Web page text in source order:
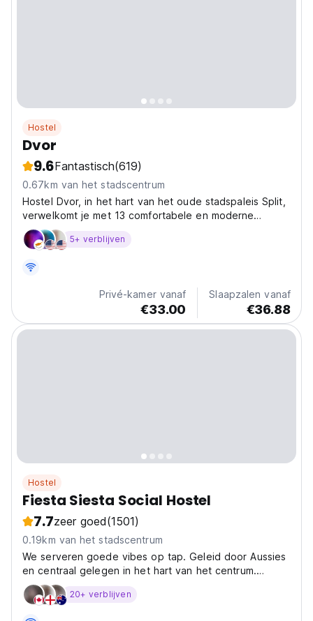
Hostel
Dvor
9.6Fantastisch(619)
0.67km van het stadscentrum
Hostel Dvor, in het hart van het oude stadspaleis Split,
verwelkomt je met 13 comfortabele en moderne
kamers.
5+ verblijven
Privé-kamer vanaf
€33.00
Slaapzalen vanaf
€36.88
Hostel
Fiesta Siesta Social Hostel
7.7zeer goed(1501)
0.19km van het stadscentrum
We serveren goede vibes op tap. Geleid door Aussies
en centraal gelegen in het hart van het centrum.
Fiesta.
20+ verblijven